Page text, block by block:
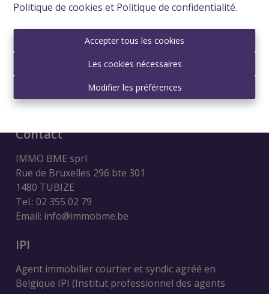
Politique de cookies et Politique de confidentialité.
Accepter tous les cookies
Les cookies nécessaires
Modifier les préférences
Contact
IMMO BME sprl
Rue de Bruxelles 296 bte 301
1480 TUBIZE
Tel.: 02 355 02 79
Email: info@immobme.be
IPI
Agent immobilier courtier et syndic agréé en
Belgique IPI (Institut professionnel des agents